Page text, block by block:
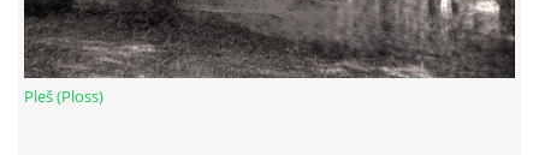
Pleš (Ploss)